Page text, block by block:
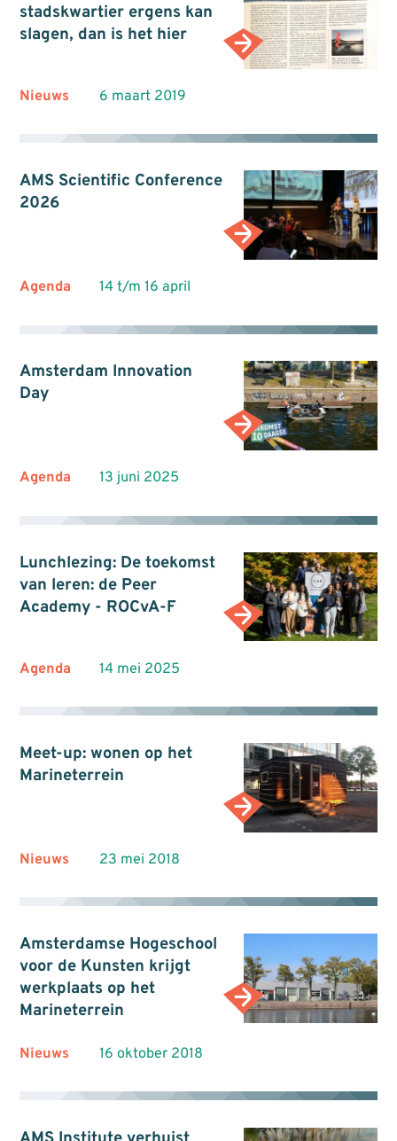
stadskwartier ergens kan
slagen, dan is het hier
Nieuws 6 maart 2019
AMS Scientific Conference
2026
Agenda 14 t/m 16 april
Amsterdam Innovation
Day
Agenda 13 juni 2025
Lunchlezing: De toekomst
van leren: de Peer
Academy - ROCvA-F
Agenda 14 mei 2025
Meet-up: wonen op het
Marineterrein
Nieuws 23 mei 2018
Amsterdamse Hogeschool
voor de Kunsten krijgt
werkplaats op het
Marineterrein
Nieuws 16 oktober 2018